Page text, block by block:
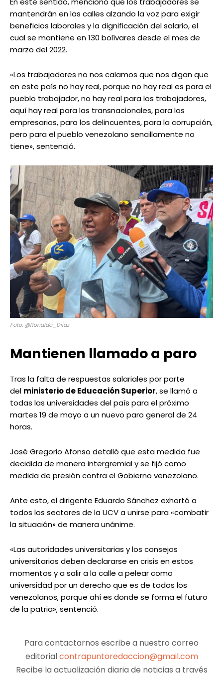
mantendrán en las calles alzando la voz para exigir
beneficios laborales y la dignificación del salario, el
cual se mantiene en 130 bolívares desde el mes de
marzo del 2022.
«Los trabajadores no nos calamos que nos digan que
en este país no hay real, porque no hay real es para el
pueblo trabajador, no hay real para los trabajadores,
aquí hay real para las transnacionales, para los
empresarios, para los delincuentes, para la corrupción,
pero para el pueblo venezolano sencillamente no
tiene», sentenció.
Foto: @Ronaldo_Diiaz
Mantienen llamado a paro
Tras la falta de respuestas salariales por parte
del ministerio de Educación Superior, se llamó a
todas las universidades del país para el próximo
martes 19 de mayo a un nuevo paro general de 24
horas.
José Gregorio Afonso detalló que esta medida fue
decidida de manera intergremial y se fijó como
medida de presión contra el Gobierno venezolano.
Ante esto, el dirigente Eduardo Sánchez exhortó a
todos los sectores de la UCV a unirse para «combatir
la situación» de manera unánime.
«Las autoridades universitarias y los consejos
universitarios deben declararse en crisis en estos
momentos y a salir a la calle a pelear como
universidad por un derecho que es de todos los
venezolanos, porque ahí es donde se forma el futuro
de la patria», sentenció.
Para contactarnos escribe a nuestro correo
editorialcontrapuntoredaccion@gmail.com
Recibe la actualización diaria de noticias a través